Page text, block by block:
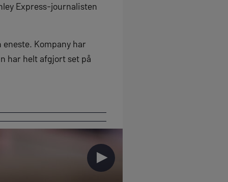
Express-journalisten
Kompany har
har helt afgjort set på
►